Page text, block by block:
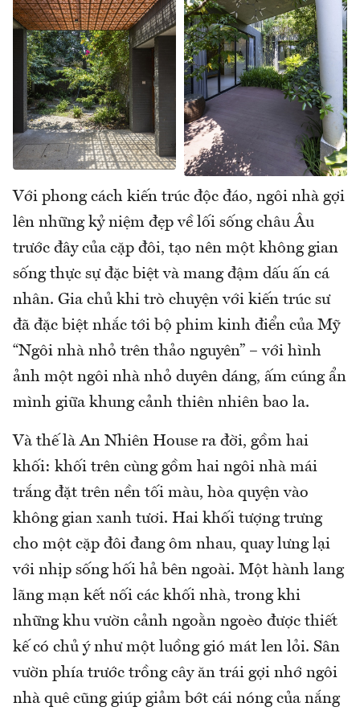
Với phong cách kiến ​​​​trúc độc đáo, ngôi nhà gợi
lên những kỷ niệm đẹp về lối sống châu Âu
trước đây của cặp đôi, tạo nên một không gian
sống thực sự đặc biệt và mang đậm dấu ấn cá
nhân. Gia chủ khi trò chuyện với kiến trúc sư
đã đặc biệt nhắc tới bộ phim kinh điển của Mỹ
“Ngôi nhà nhỏ trên thảo nguyên” – với hình
ảnh một ngôi nhà nhỏ duyên dáng, ấm cúng ẩn
mình giữa khung cảnh thiên nhiên bao la.
Và thế là An Nhiên House ra đời, gồm hai
khối: khối trên cùng gồm hai ngôi nhà mái
trắng đặt trên nền tối màu, hòa quyện vào
không gian xanh tươi. Hai khối tượng trưng
cho một cặp đôi đang ôm nhau, quay lưng lại
với nhịp sống hối hả bên ngoài. Một hành lang
lãng mạn kết nối các khối nhà, trong khi
những khu vườn cảnh ngoằn ngoèo được thiết
kế có chủ ý như một luồng gió mát len lỏi. Sân
vườn phía trước trồng cây ăn trái gợi nhớ ngôi
nhà quê cũng giúp giảm bớt cái nóng của nắng